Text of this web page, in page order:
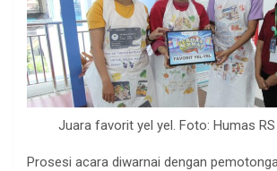
Juara favorit yel yel. Foto: Humas RS
Prosesi acara diwarnai dengan